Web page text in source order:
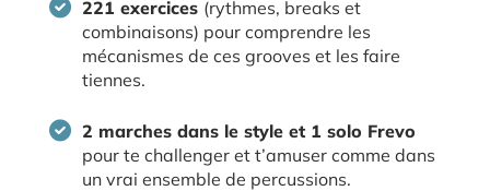
221 exercices (rythmes, breaks et
combinaisons) pour comprendre les
mécanismes de ces grooves et les faire
tiennes.
2 marches dans le style et 1 solo Frevo
pour te challenger et t’amuser comme dans
un vrai ensemble de percussions.